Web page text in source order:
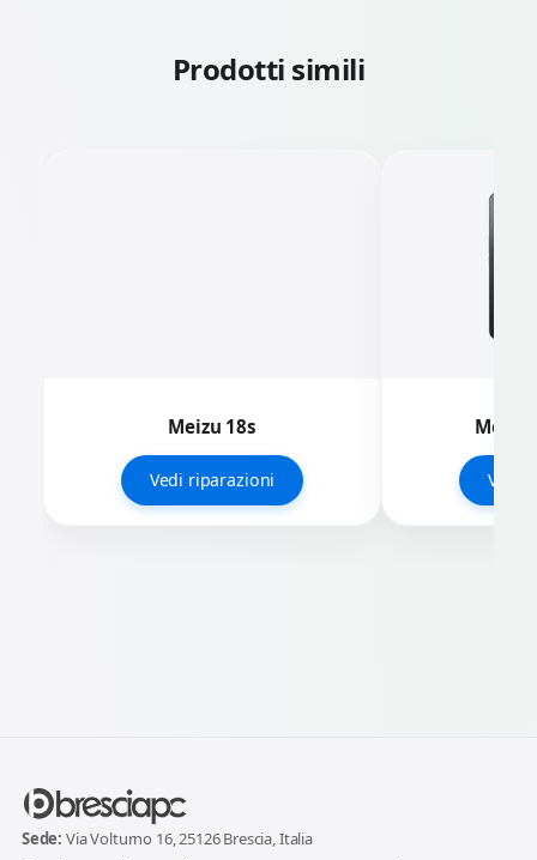
Prodotti simili
Meizu 18s
Vedi riparazioni
Meizu
Vedi
Sede: Via Volturno 16, 25126 Brescia, Italia